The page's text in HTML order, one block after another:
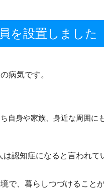
を設置しました
病気です。
自身や家族、 身近な周囲に
認知症になると言われて
で、暮らしつづけるこ